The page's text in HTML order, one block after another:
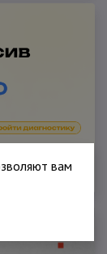
вам